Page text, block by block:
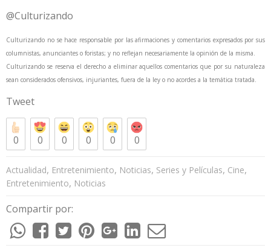
@Culturizando
Culturizando no se hace responsable por las afirmaciones y comentarios expresados por sus
columnistas, anunciantes o foristas; y no reflejan necesariamente la opinión de la misma.
Culturizando se reserva el derecho a eliminar aquellos comentarios que por su naturaleza
sean considerados ofensivos, injuriantes, fuera de la ley o no acordes a la temática tratada.
Tweet
0 0 0 0 0 0
Actualidad, Entretenimiento, Noticias, Series y Películas, Cine,
Entretenimiento, Noticias
Compartir por: